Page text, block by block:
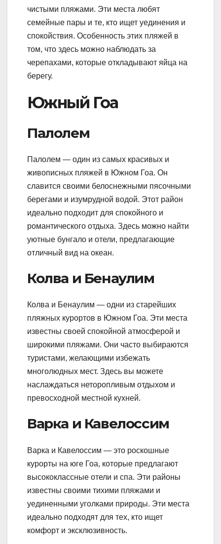
чистыми пляжами. Эти места любят
семейные пары и те, кто ищет уединения и
спокойствия. Особенность этих пляжей в
том, что здесь можно наблюдать за
черепахами, которые откладывают яйца на
берегу.
Южный Гоа
Палолем
Палолем — один из самых красивых и
живописных пляжей в Южном Гоа. Он
славится своими белоснежными пясочными
берегами и изумрудной водой. Этот район
идеально подходит для спокойного и
романтического отдыха. Здесь можно найти
уютные бунгало и отели, предлагающие
отличный вид на океан.
Колва и Бенаулим
Колва и Бенаулим — одни из старейших
пляжных курортов в Южном Гоа. Эти места
известны своей спокойной атмосферой и
широкими пляжами. Они часто выбираются
туристами, желающими избежать
многолюдных мест. Здесь вы можете
наслаждаться неторопливым отдыхом и
превосходной местной кухней.
Варка и Кавелоссим
Варка и Кавелоссим — это роскошные
курорты на юге Гоа, которые предлагают
высококлассные отели и спа. Эти районы
известны своими тихими пляжами и
уединенными уголками природы. Эти места
идеально подходят для тех, кто ищет
комфорт и эксклюзивность.